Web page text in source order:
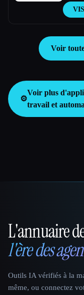
des
FAQ
Voir
⚙️
Voir plus
travail et
That AI
L'annuaire
l'ère des
Outils IA vérifiés à la
même, ou connectez